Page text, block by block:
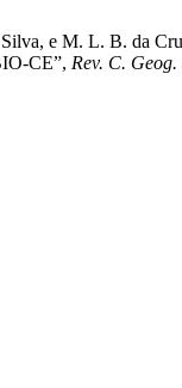
Silva, e M. L. B. da
CE”, Rev. C.